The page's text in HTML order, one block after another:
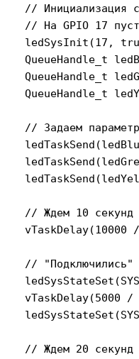
// Инициализация
// На GPIO 17
ledSysInit(17,
QueueHandle_t
QueueHandle_t
QueueHandle_t
// Задаем
   // Ждем 10 секунд
vTaskDelay(10000
// "Подключились"
vTaskDelay(5000 /
   // Ждем 20 секунд